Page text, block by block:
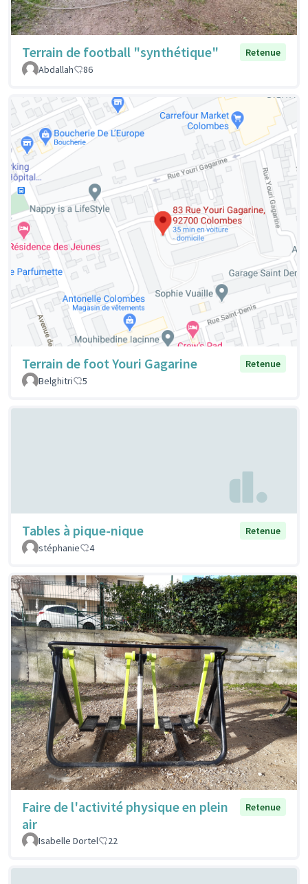
Terrain de football "synthétique"
Retenue
Abdallah
86
Terrain de foot Youri Gagarine
Retenue
Belghitri
5
Tables à pique-nique
Retenue
stéphanie
4
Faire de l'activité physique en plein
air
Retenue
Isabelle Dortel 22